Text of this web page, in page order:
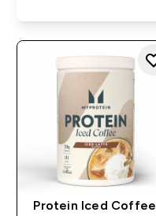
Protein Iced Coffee